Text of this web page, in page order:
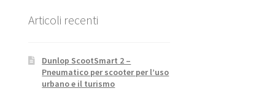
Articoli recenti
Dunlop ScootSmart 2 –
Pneumatico per scooter per l’uso
urbano e il turismo